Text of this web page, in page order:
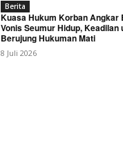
Berita
Kuasa Hukum Korban Angkar
Vonis Seumur Hidup,
Berujung Hukuman Mati
8 Juli 2026